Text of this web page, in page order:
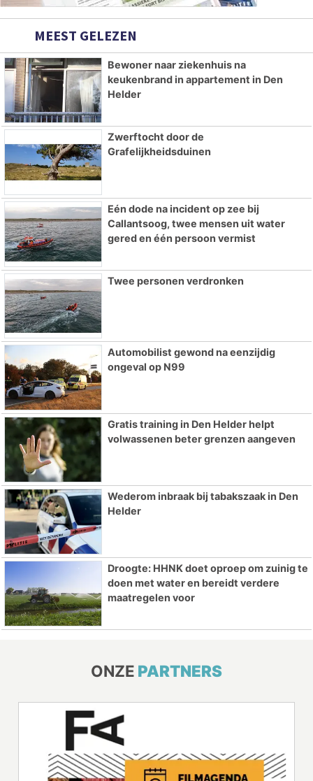
MEEST GELEZEN
Bewoner naar ziekenhuis na
keukenbrand in appartement in Den
Helder
Zwerftocht door de
Grafelijkheidsduinen
Eén dode na incident op zee bij
Callantsoog, twee mensen uit water
gered en één persoon vermist
Twee personen verdronken
Automobilist gewond na eenzijdig
ongeval op N99
Gratis training in Den Helder helpt
volwassenen beter grenzen aangeven
Wederom inbraak bij tabakszaak in Den
Helder
Droogte: HHNK doet oproep om zuinig te
doen met water en bereidt verdere
maatregelen voor
ONZE PARTNERS